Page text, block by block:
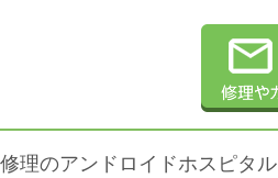
理のアンドロイドホスピタル